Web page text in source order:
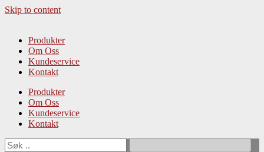
Skip to content
Produkter
Om Oss
Kundeservice
Kontakt
Produkter
Om Oss
Kundeservice
Kontakt